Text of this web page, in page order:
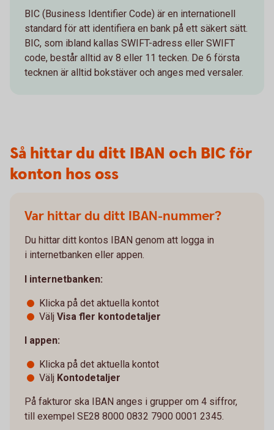
BIC (Business Identifier Code) är en internationell
standard för att identifiera en bank på ett säkert sätt.
BIC, som ibland kallas SWIFT-adress eller SWIFT
code, består alltid av 8 eller 11 tecken. De 6 första
tecknen är alltid bokstäver och anges med versaler.
Så hittar du ditt IBAN och BIC för
konton hos oss
Var hittar du ditt IBAN-nummer?
Du hittar ditt kontos IBAN genom att logga in
i internetbanken eller appen.
I internetbanken:
Klicka på det aktuella kontot
Välj Visa fler kontodetaljer
I appen:
Klicka på det aktuella kontot
Välj Kontodetaljer
På fakturor ska IBAN anges i grupper om 4 siffror,
till exempel SE28 8000 0832 7900 0001 2345.